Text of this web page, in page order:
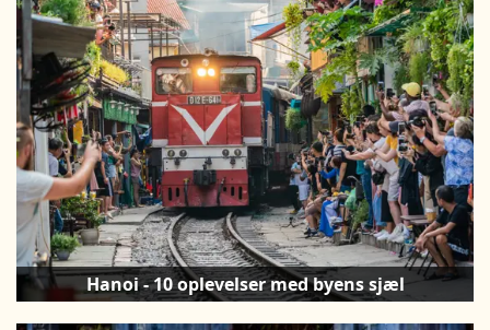
Hanoi - 10 oplevelser med byens sjæl